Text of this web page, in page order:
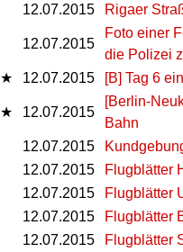
12.07.2015 Rigaer
12.07.2015
Foto einer
die Polizei
★ 12.07.2015 [B] Tag 6
★ 12.07.2015
[Berlin-
Bahn
12.07.2015
12.07.2015
Flugblätter
12.07.2015
Flugblätter
12.07.2015
Flugblätter
12.07.2015
Flugblätter